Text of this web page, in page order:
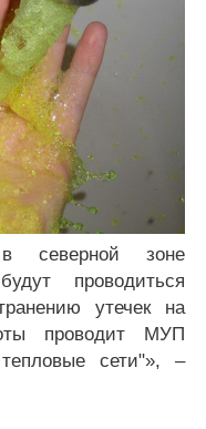
северной зоне
проводиться
утечек на
проводит МУП
сети"», –